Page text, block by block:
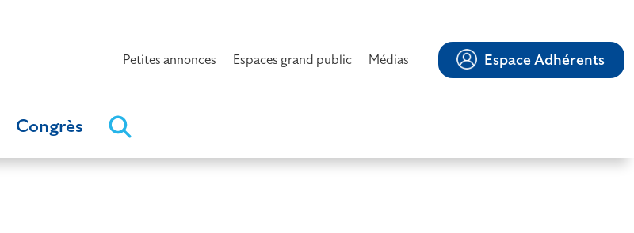
Petites annonces Espaces grand public Médias Espace Adhérents
Congrès